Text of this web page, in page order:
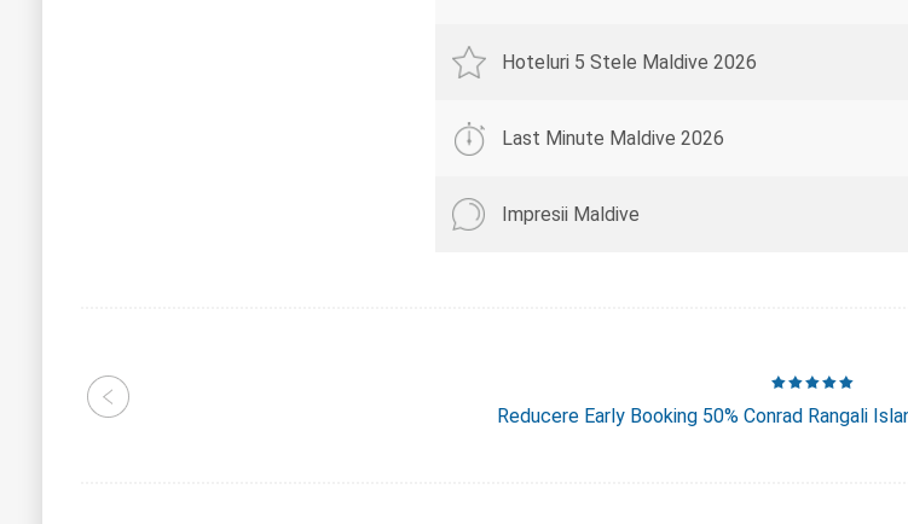
Hoteluri 5 Stele Maldive 2026
Last Minute Maldive 2026
Impresii Maldive
Reducere Early Booking 50% Conrad Rangali